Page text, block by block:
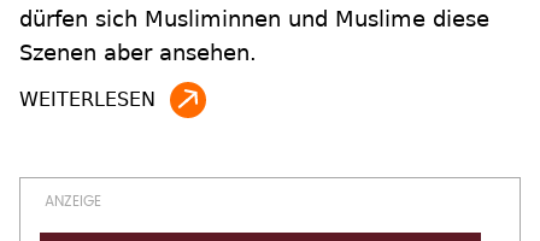
dürfen sich Musliminnen und Muslime diese
Szenen aber ansehen.